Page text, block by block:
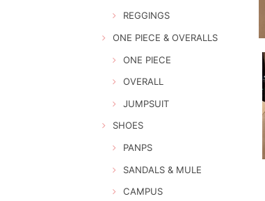
REGGINGS
ONE PIECE & OVERALLS
ONE PIECE
OVERALL
JUMPSUIT
SHOES
PANPS
SANDALS & MULE
CAMPUS